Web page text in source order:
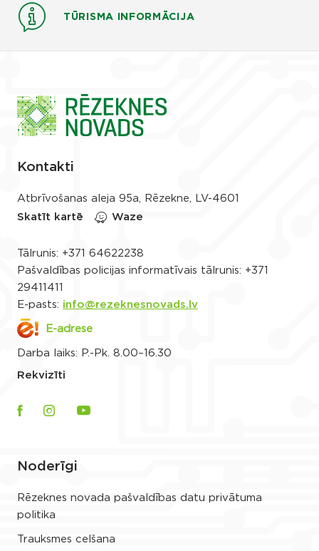
TŪRISMA INFORMĀCIJA
Kontakti
Atbrīvošanas aleja 95a, Rēzekne, LV-4601
Skatīt kartē
Waze
Tālrunis: +371 64622238
Pašvaldības policijas informatīvais tālrunis: +371
29411411
E-pasts: info@rezeknesnovads.lv
E-adrese
Darba laiks: P.-Pk. 8.00–16.30
Rekvizīti
Noderīgi
Rēzeknes novada pašvaldības datu privātuma
politika
Trauksmes celšana